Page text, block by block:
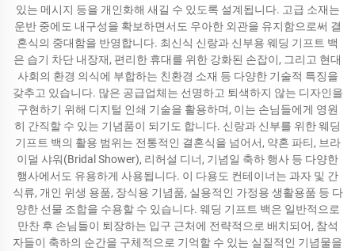
있는 메시지 등을 개인화해 새길 수 있도록 설계됩니다. 고급 소재는
운반 중에도 내구성을 확보하면서도 우아한 외관을 유지함으로써 결
혼식의 중대함을 반영합니다. 최신식 신랑과 신부용 웨딩 기프트 백
은 습기 차단 내장재, 편리한 휴대를 위한 강화된 손잡이, 그리고 현대
사회의 환경 의식에 부합하는 친환경 소재 등 다양한 기술적 특징을
갖추고 있습니다. 많은 공급업체는 선명하고 퇴색하지 않는 디자인을
구현하기 위해 디지털 인쇄 기술을 활용하며, 이는 손님들에게 영원
히 간직할 수 있는 기념품이 되기도 합니다. 신랑과 신부를 위한 웨딩
기프트 백의 활용 범위는 전통적인 결혼식을 넘어서, 약혼 파티, 브라
이덜 샤워(Bridal Shower), 리허설 디너, 기념일 축하 행사 등 다양한
행사에서도 유용하게 사용됩니다. 이 다용도 컨테이너는 과자 및 간
식류, 개인 위생 용품, 장식용 기념품, 실용적인 가정용 생활용품 등 다
양한 선물 조합을 수용할 수 있습니다. 웨딩 기프트 백은 일반적으로
만찬 후 손님들이 퇴장하는 입구 근처에 전략적으로 배치되어, 참석
자들이 축하의 순간을 구체적으로 기억할 수 있는 실질적인 기념물을